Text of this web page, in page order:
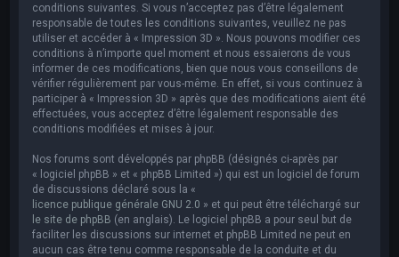
conditions suivantes. Si vous n’acceptez pas d’être légalement
responsable de toutes les conditions suivantes, veuillez ne pas
utiliser et accéder à « Impression 3D ». Nous pouvons modifier ces
conditions à n’importe quel moment et nous essaierons de vous
informer de ces modifications, bien que nous vous conseillons de
vérifier régulièrement par vous-même. En effet, si vous continuez à
participer à « Impression 3D » après que des modifications aient été
effectuées, vous acceptez d’être légalement responsable des
conditions modifiées et mises à jour.
Nos forums sont développés par phpBB (désignés ci-après par
« logiciel phpBB » et « phpBB Limited ») qui est un logiciel de forum
de discussions déclaré sous la «
licence publique générale GNU 2.0 » et qui peut être téléchargé sur
le site de phpBB (en anglais). Le logiciel phpBB a pour seul but de
faciliter les discussions sur internet et phpBB Limited ne peut en
aucun cas être tenu comme responsable de la conduite et du